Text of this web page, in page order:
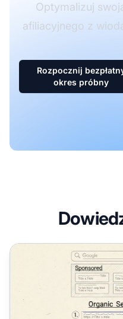
Optymalizuj
afiliacyjnego z
Rozpocznij
okres próbny
Czym jest pozycja